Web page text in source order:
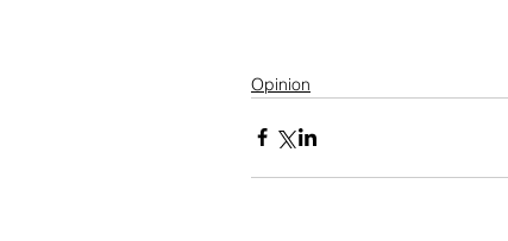
Opinion